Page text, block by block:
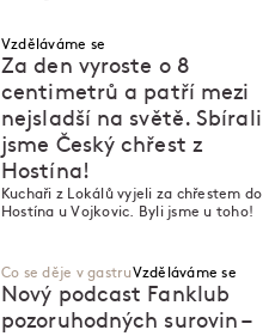
Vzděláváme se
Za den vyroste o 8
centimetrů a patří mezi
nejsladší na světě. Sbírali
jsme Český chřest z
Hostína!
Kuchaři z Lokálů vyjeli za chřestem do
Hostína u Vojkovic. Byli jsme u toho!
Co se děje v gastruVzděláváme se
Nový podcast Fanklub
pozoruhodných surovin –